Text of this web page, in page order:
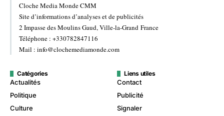
Cloche Media Monde CMM
Site d’informations d’analyses et de publicités
2 Impasse des Moulins Gaud, Ville-la-Grand France
Téléphone : +330782847116
Mail : info@clochemediamonde.com
Catégories
Actualités
Politique
Culture
Liens utiles
Contact
Publicité
Signaler